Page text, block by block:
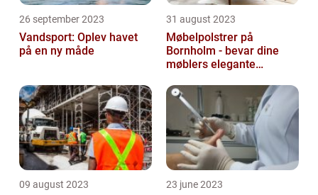
26 september 2023
Vandsport: Oplev havet
på en ny måde
31 august 2023
Møbelpolstrer på
Bornholm - bevar dine
møblers elegante
09 august 2023 23 june 2023